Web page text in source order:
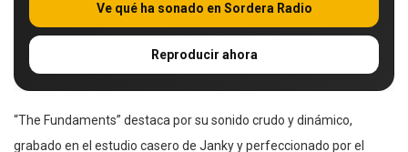
Ve qué ha sonado en Sordera Radio
Reproducir ahora
“The Fundaments” destaca por su sonido crudo y dinámico,
grabado en el estudio casero de Janky y perfeccionado por el